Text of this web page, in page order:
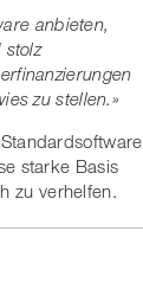
anbieten,
stolz
zu stellen.»
starke Basis
zu verhelfen.